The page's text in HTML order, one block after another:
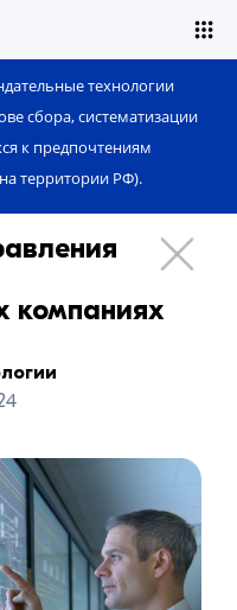
технологии
сбора, систематизации
к предпочтениям
территории РФ).
компаниях